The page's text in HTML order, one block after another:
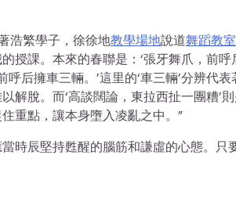
浩繁學子，徐徐地教學場地說道舞蹈教室
授課。本來的春聯是：‘張牙舞爪，前
后擁車三輛。’這里的‘車三輛’分辨代
脫。而‘高談闊論，東拉西扯一團糟’
重點，讓本身墮入凌亂之中。”
時辰堅持甦醒的腦筋和謙虛的心態。只